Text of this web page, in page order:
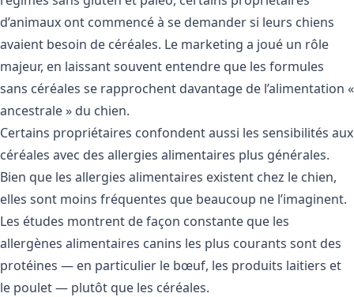
d’animaux ont commencé à se demander si leurs chiens
avaient besoin de céréales. Le marketing a joué un rôle
majeur, en laissant souvent entendre que les formules
sans céréales se rapprochent davantage de l’alimentation «
ancestrale » du chien.
Certains propriétaires confondent aussi les sensibilités aux
céréales avec des allergies alimentaires plus générales.
Bien que les allergies alimentaires existent chez le chien,
elles sont moins fréquentes que beaucoup ne l’imaginent.
Les études montrent de façon constante que les
allergènes alimentaires canins les plus courants sont des
protéines — en particulier le bœuf, les produits laitiers et
le poulet — plutôt que les céréales.